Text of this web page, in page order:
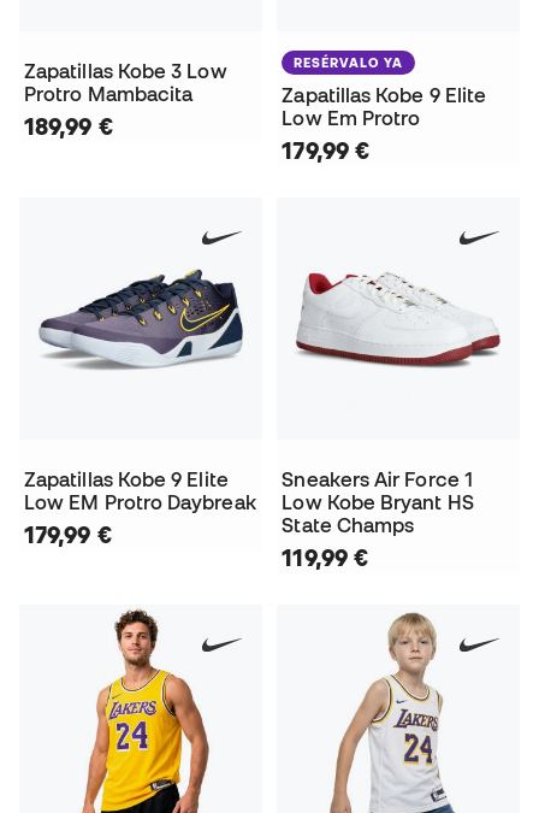
Zapatillas Kobe 3 Low
Protro Mambacita
189,99 €
RESÉRVALO YA
Zapatillas Kobe 9 Elite
Low Em Protro
179,99 €
Zapatillas Kobe 9 Elite
Low EM Protro Daybreak
179,99 €
Sneakers Air Force 1
Low Kobe Bryant HS
State Champs
119,99 €